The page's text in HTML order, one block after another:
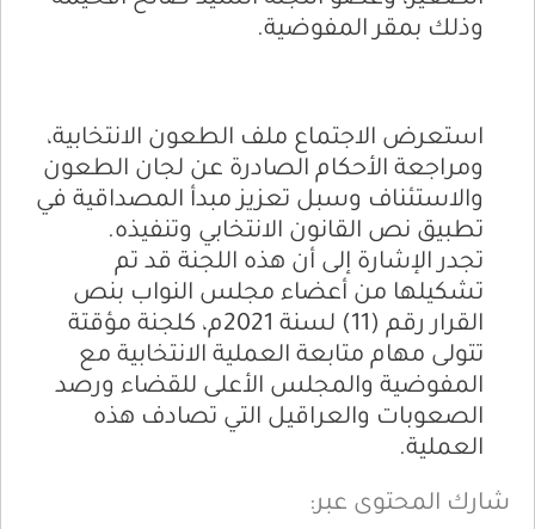
وذلك بمقر المفوضية.
استعرض الاجتماع ملف الطعون الانتخابية،
ومراجعة الأحكام الصادرة عن لجان الطعون
والاستئناف وسبل تعزيز مبدأ المصداقية في
تطبيق نص القانون الانتخابي وتنفيذه.
تجدر الإشارة إلى أن هذه اللجنة قد تم
تشكيلها من أعضاء مجلس النواب بنص
القرار رقم (11) لسنة 2021م، كلجنة مؤقتة
تتولى مهام متابعة العملية الانتخابية مع
المفوضية والمجلس الأعلى للقضاء ورصد
الصعوبات والعراقيل التي تصادف هذه
العملية.
شارك المحتوى عبر: